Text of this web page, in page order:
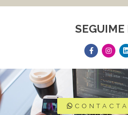
SEGUIME